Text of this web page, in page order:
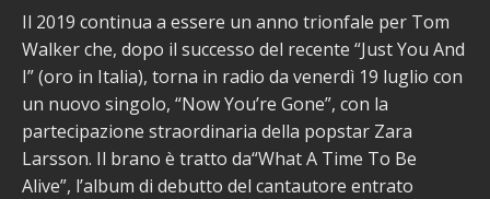
Il 2019 continua a essere un anno trionfale per Tom
Walker che, dopo il successo del recente “Just You And
I” (oro in Italia), torna in radio da venerdì 19 luglio con
un nuovo singolo, “Now You’re Gone”, con la
partecipazione straordinaria della popstar Zara
Larsson. Il brano è tratto da“What A Time To Be
Alive”, l’album di debutto del cantautore entrato